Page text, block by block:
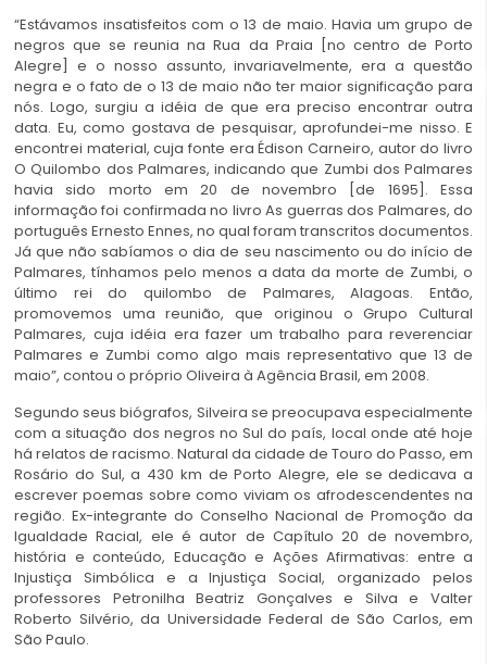
“Estávamos insatisfeitos com o 13 de maio. Havia um grupo de
negros que se reunia na Rua da Praia [no centro de Porto
Alegre] e o nosso assunto, invariavelmente, era a questão
negra e o fato de o 13 de maio não ter maior significação para
nós. Logo, surgiu a idéia de que era preciso encontrar outra
data. Eu, como gostava de pesquisar, aprofundei-me nisso. E
encontrei material, cuja fonte era Édison Carneiro, autor do livro
O Quilombo dos Palmares, indicando que Zumbi dos Palmares
havia sido morto em 20 de novembro [de 1695]. Essa
informação foi confirmada no livro As guerras dos Palmares, do
português Ernesto Ennes, no qual foram transcritos documentos.
Já que não sabíamos o dia de seu nascimento ou do início de
Palmares, tínhamos pelo menos a data da morte de Zumbi, o
último rei do quilombo de Palmares, Alagoas. Então,
promovemos uma reunião, que originou o Grupo Cultural
Palmares, cuja idéia era fazer um trabalho para reverenciar
Palmares e Zumbi como algo mais representativo que 13 de
maio”, contou o próprio Oliveira à Agência Brasil, em 2008.
Segundo seus biógrafos, Silveira se preocupava especialmente
com a situação dos negros no Sul do país, local onde até hoje
há relatos de racismo. Natural da cidade de Touro do Passo, em
Rosário do Sul, a 430 km de Porto Alegre, ele se dedicava a
escrever poemas sobre como viviam os afrodescendentes na
região. Ex-integrante do Conselho Nacional de Promoção da
Igualdade Racial, ele é autor de Capítulo 20 de novembro,
história e conteúdo, Educação e Ações Afirmativas: entre a
Injustiça Simbólica e a Injustiça Social, organizado pelos
professores Petronilha Beatriz Gonçalves e Silva e Valter
Roberto Silvério, da Universidade Federal de São Carlos, em
São Paulo.